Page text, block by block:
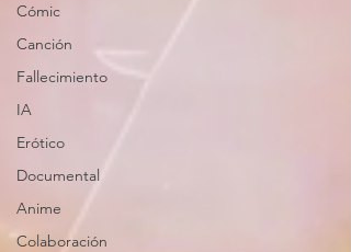
Cómic
Canción
Fallecimiento
IA
Erótico
Documental
Anime
Colaboración